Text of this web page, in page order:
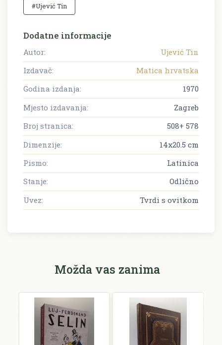
#Ujević Tin
Dodatne informacije
Autor:
Ujević Tin
Izdavač:
Matica hrvatska
Godina izdanja:
1970
Mjesto izdavanja:
Zagreb
Broj stranica:
508+ 578
Dimenzije:
14x20.5 cm
Pismo:
Latinica
Stanje:
Odlično
Uvez:
Tvrdi s ovitkom
Možda vas zanima